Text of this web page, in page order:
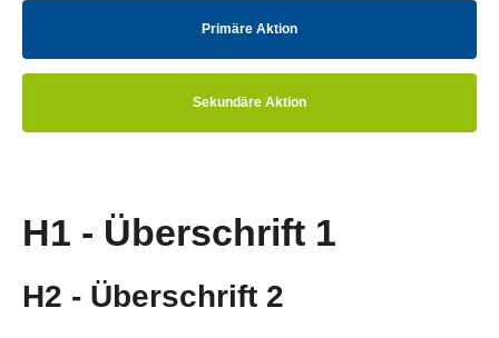
Primäre Aktion
Sekundäre Aktion
H1 - Überschrift 1
H2 - Überschrift 2